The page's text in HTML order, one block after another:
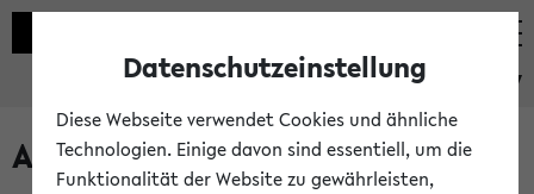
eKVV
Anmeldung am eKVV
Datenschutzeinstellung
Diese Webseite verwendet Cookies und ähnliche
Technologien. Einige davon sind essentiell, um die
Funktionalität der Website zu gewährleisten,